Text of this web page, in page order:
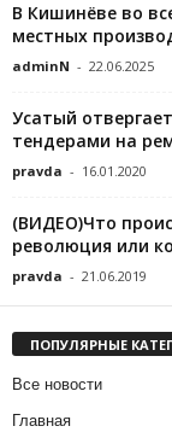
В Кишинёве во
местных
adminN - 22.06.2025
Усатый
тендерами на
pravda - 16.01.2020
(ВИДЕО)Что
революция или
pravda - 21.06.2019
ПОПУЛЯРНЫЕ
Все новости
Главная